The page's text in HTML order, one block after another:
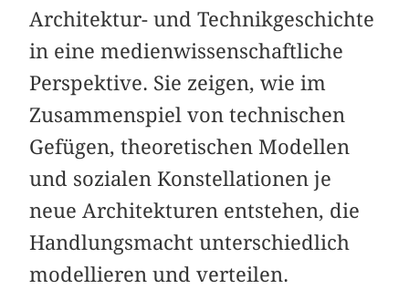
Architektur- und Technikgeschichte
in eine medienwissenschaftliche
Perspektive. Sie zeigen, wie im
Zusammenspiel von technischen
Gefügen, theoretischen Modellen
und sozialen Konstellationen je
neue Architekturen entstehen, die
Handlungsmacht unterschiedlich
modellieren und verteilen.